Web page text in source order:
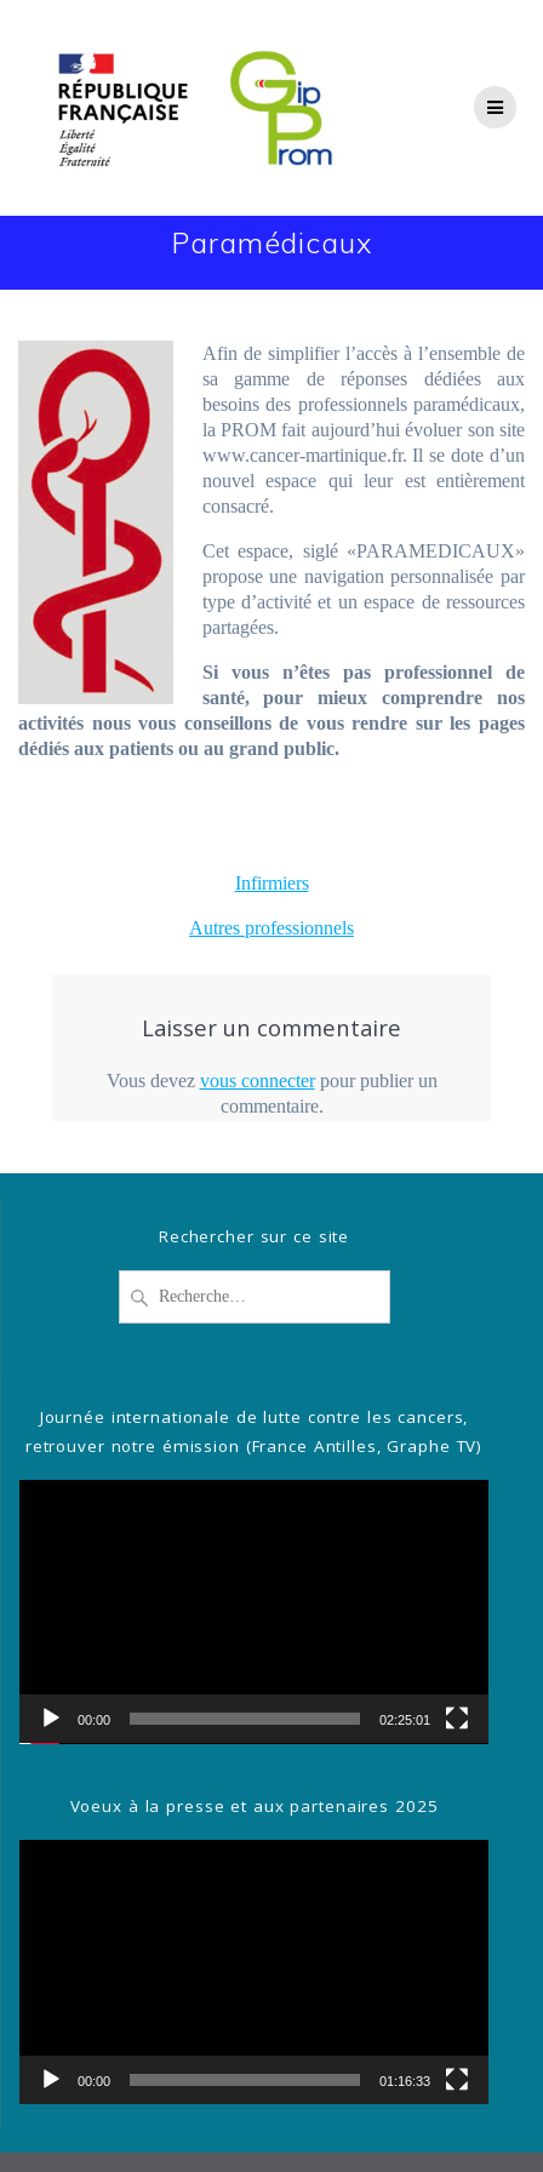
contenu
Paramédicaux
Afin de simplifier l’accès à l’ensemble de
sa gamme de réponses dédiées aux
besoins des professionnels paramédicaux,
la PROM fait aujourd’hui évoluer son site
www.cancer-martinique.fr. Il se dote d’un
nouvel espace qui leur est entièrement
consacré.
Cet espace, siglé «PARAMEDICAUX»
propose une navigation personnalisée par
type d’activité et un espace de ressources
partagées.
Si vous n’êtes pas professionnel de
santé, pour mieux comprendre nos
activités nous vous conseillons de vous rendre sur les pages
dédiés aux patients ou au grand public.
Infirmiers
Autres professionnels
Laisser un commentaire
Vous devez vous connecterpour publier un
commentaire.
Rechercher sur ce site
pour
Journée internationale de lutte contre les cancers,
retrouver notre émission (France Antilles, Graphe TV)
00:00 02:25:01
Voeux à la presse et aux partenaires 2025
00:00 01:16:33